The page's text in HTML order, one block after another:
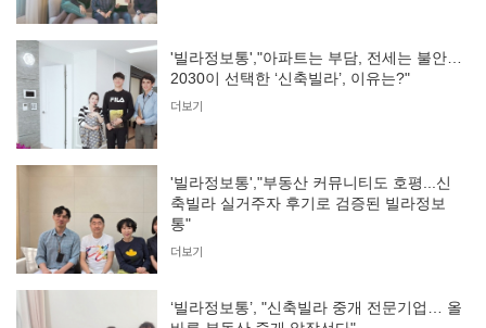
'빌라정보통',"아파트는 부담, 전세는 불안…
2030이 선택한 ‘신축빌라’, 이유는?"
더보기
'빌라정보통',"부동산 커뮤니티도 호평...신
축빌라 실거주자 후기로 검증된 빌라정보
통"
더보기
‘빌라정보통’, "신축빌라 중개 전문기업… 올